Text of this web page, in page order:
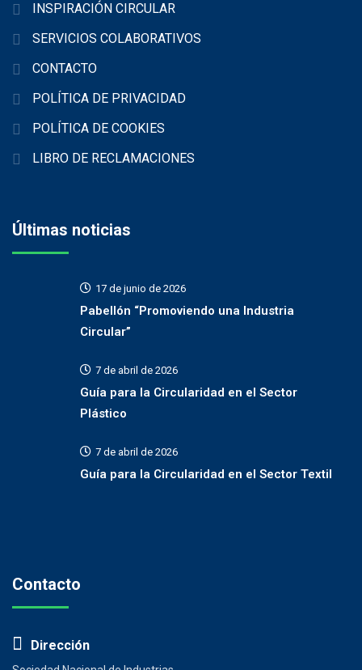
INSPIRACIÓN CIRCULAR
SERVICIOS COLABORATIVOS
CONTACTO
POLÍTICA DE PRIVACIDAD
POLÍTICA DE COOKIES
LIBRO DE RECLAMACIONES
Últimas noticias
17 de junio de 2026
Pabellón “Promoviendo una Industria
Circular”
7 de abril de 2026
Guía para la Circularidad en el Sector
Plástico
7 de abril de 2026
Guía para la Circularidad en el Sector Textil
Contacto
Dirección